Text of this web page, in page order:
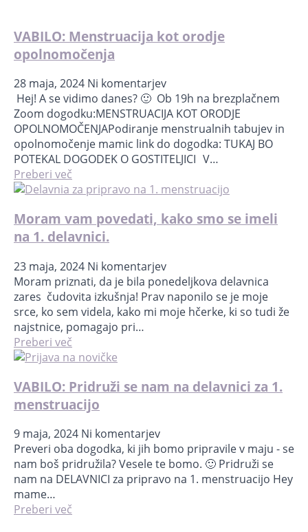
VABILO: Menstruacija kot orodje
opolnomočenja
28 maja, 2024 Ni komentarjev
Hej! A se vidimo danes? 🙂 Ob 19h na brezplačnem
Zoom dogodku:MENSTRUACIJA KOT ORODJE
OPOLNOMOČENJAPodiranje menstrualnih tabujev in
opolnomočenje mamic link do dogodka: TUKAJ BO
POTEKAL DOGODEK O GOSTITELJICI V…
Preberi več
Moram vam povedati, kako smo se imeli
na 1. delavnici.
23 maja, 2024 Ni komentarjev
Moram priznati, da je bila ponedeljkova delavnica
zares čudovita izkušnja! Prav naponilo se je moje
srce, ko sem videla, kako mi moje hčerke, ki so tudi že
najstnice, pomagajo pri…
Preberi več
VABILO: Pridruži se nam na delavnici za 1.
menstruacijo
9 maja, 2024 Ni komentarjev
Preveri oba dogodka, ki jih bomo pripravile v maju - se
nam boš pridružila? Vesele te bomo. 🙂 Pridruži se
nam na DELAVNICI za pripravo na 1. menstruacijo Hey
mame…
Preberi več